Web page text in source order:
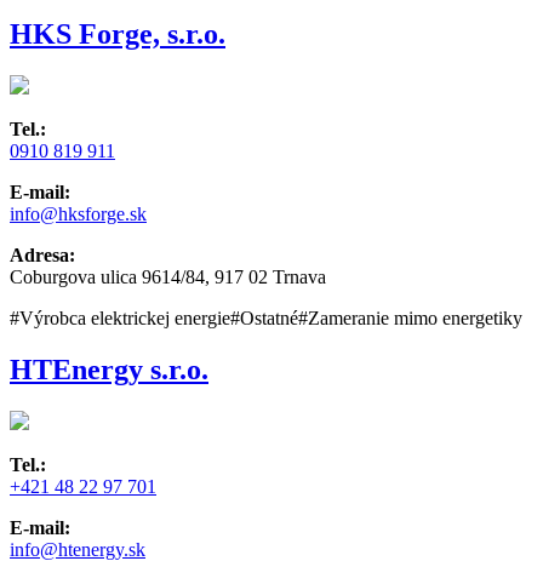
HKS Forge, s.r.o.
Tel.:
0910 819 911
E-mail:
info@hksforge.sk
Adresa:
Coburgova ulica 9614/84, 917 02 Trnava
#Výrobca elektrickej energie#Ostatné#Zameranie mimo energetiky
HTEnergy s.r.o.
Tel.:
+421 48 22 97 701
E-mail:
info@htenergy.sk